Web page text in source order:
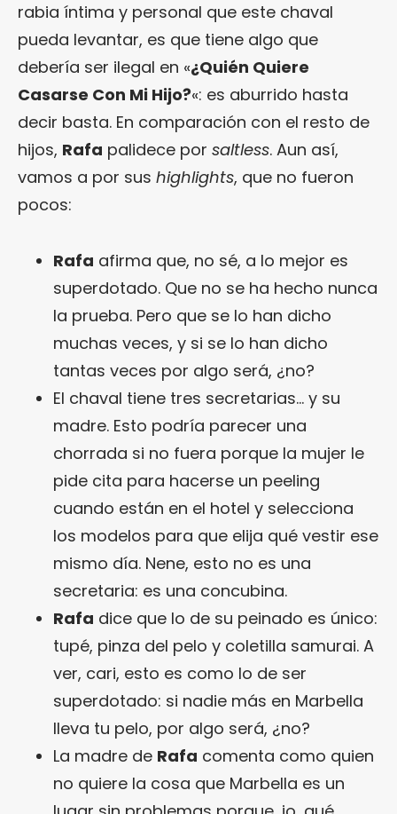
rabia íntima y personal que este chaval
pueda levantar, es que tiene algo que
debería ser ilegal en «¿Quién Quiere
Casarse Con Mi Hijo?«: es aburrido hasta
decir basta. En comparación con el resto de
hijos, Rafa palidece por saltless. Aun así,
vamos a por sus highlights, que no fueron
pocos:
Rafa afirma que, no sé, a lo mejor es
superdotado. Que no se ha hecho nunca
la prueba. Pero que se lo han dicho
muchas veces, y si se lo han dicho
tantas veces por algo será, ¿no?
El chaval tiene tres secretarias… y su
madre. Esto podría parecer una
chorrada si no fuera porque la mujer le
pide cita para hacerse un peeling
cuando están en el hotel y selecciona
los modelos para que elija qué vestir ese
mismo día. Nene, esto no es una
secretaria: es una concubina.
Rafa dice que lo de su peinado es único:
tupé, pinza del pelo y coletilla samurai. A
ver, cari, esto es como lo de ser
superdotado: si nadie más en Marbella
lleva tu pelo, por algo será, ¿no?
La madre de Rafa comenta como quien
no quiere la cosa que Marbella es un